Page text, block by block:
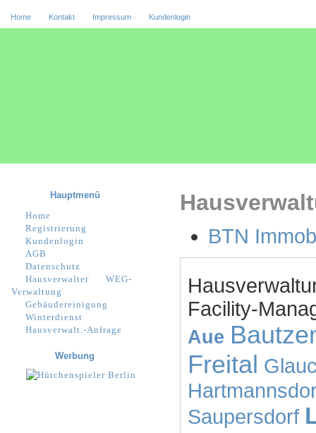
Home Kontakt Impressum Kundenlogin
BTN
Facility-
Aue
Freital
Saupersdorf
Hauptmenü
Home
Registrierung
Kundenlogin
AGB
Datenschutz
Hausverwalter
WEG-
Verwaltung
Gebäudereinigung
Winterdienst
Hausverwalt.-Anfrage
Werbung